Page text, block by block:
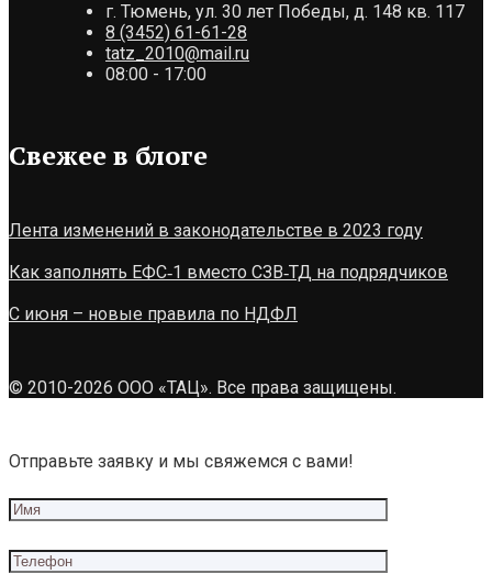
г. Тюмень, ул. 30 лет Победы, д. 148 кв. 117
8 (3452) 61-61-28
tatz_2010@mail.ru
08:00 - 17:00
Свежее в блоге
Лента изменений в законодательстве в 2023 году
Как заполнять ЕФС‑1 вместо СЗВ‑ТД на подрядчиков
С июня – новые правила по НДФЛ
© 2010-2026 ООО «ТАЦ». Все права защищены.
Отправьте заявку и мы свяжемся с вами!